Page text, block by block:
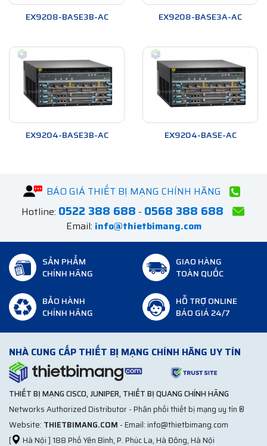
EX9208-BASE3B-AC EX9208-BASE3A-AC
EX9204-BASE3B-AC EX9204-BASE-AC
BÁO GIÁ THIẾT BỊ MẠNG CHÍNH HÃNG
Hotline: 0522 388 688 - 0568 388 688
Email: info@thietbimang.com
SẢN PHẨM
CHÍNH HÃNG
GIAO HÀNG
TOÀN QUỐC
BẢO HÀNH
CHÍNH HÃNG
HỖ TRỢ ONLINE
BÁO GIÁ 24/7
NHÀ CUNG CẤP THIẾT BỊ MẠNG CHÍNH HÃNG UY TÍN
THIẾT BỊ MẠNG CISCO, JUNIPER, THIẾT BỊ QUANG CHÍNH HÃNG
Networks Authorized Distributor - Phân phối thiết bị mạng uy tín ®
Website: THIETBIMANG.COM - Email: info@thietbimang.com
[
Hà Nội ] 188 Phố Yên Bình, P. Phúc La, Hà Đông, Hà Nội